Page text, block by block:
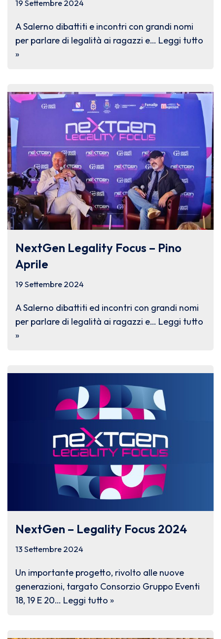
19 Settembre 2024
A Salerno dibattiti e incontri con grandi nomi
per parlare di legalità ai ragazzi e… Leggi tutto
»
NextGen Legality Focus – Pino
Aprile
19 Settembre 2024
A Salerno dibattiti ed incontri con grandi nomi
per parlare di legalità ai ragazzi e… Leggi tutto
»
NextGen – Legality Focus 2024
13 Settembre 2024
Un importante progetto, rivolto alle nuove
generazioni, targato Consorzio Gruppo Eventi
18, 19 E 20… Leggi tutto »